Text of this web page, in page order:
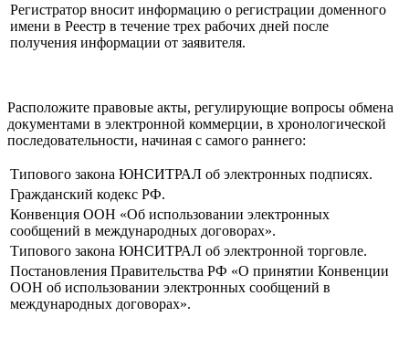
Регистратор вносит информацию о регистрации доменного
имени в Реестр в течение трех рабочих дней после
получения информации от заявителя.
Расположите правовые акты, регулирующие вопросы обмена
документами в электронной коммерции, в хронологической
последовательности, начиная с самого раннего:
Типового закона ЮНСИТРАЛ об электронных подписях.
Гражданский кодекс РФ.
Конвенция ООН «Об использовании электронных
сообщений в международных договорах».
Типового закона ЮНСИТРАЛ об электронной торговле.
Постановления Правительства РФ «О принятии Конвенции
ООН об использовании электронных сообщений в
международных договорах».